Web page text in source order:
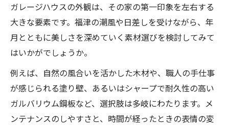
ガレージハウスの外観は、その家の第一印象を左右する
大きな要素です。福津の潮風や日差しを受けながら、年
月とともに美しさを深めていく素材選びを検討してみて
はいかがでしょうか。
例えば、自然の風合いを活かした木材や、職人の手仕事
が感じられる塗り壁、あるいはシャープで耐久性の高い
ガルバリウム鋼板など、選択肢は多岐にわたります。メ
ンテナンスのしやすさと、時間が経ったときの表情の変